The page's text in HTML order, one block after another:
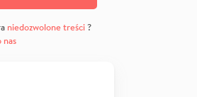
niedozwolone treści?
nas